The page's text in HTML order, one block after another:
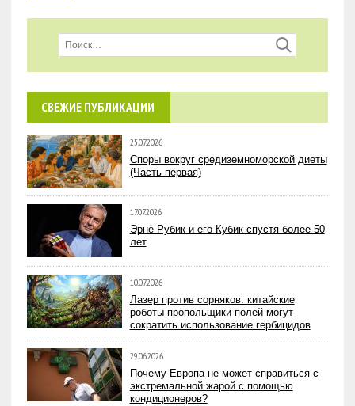
СВЕЖИЕ ПУБЛИКАЦИИ
25.07.2026
Споры вокруг средиземноморской диеты
(Часть первая)
17.07.2026
Эрнё Рубик и его Кубик спустя более 50
лет
10.07.2026
Лазер против сорняков: китайские
роботы-пропольщики полей могут
сократить использование гербицидов
29.06.2026
Почему Европа не может справиться с
экстремальной жарой с помощью
кондиционеров?